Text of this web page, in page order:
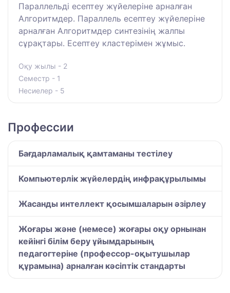
Параллельді есептеу жүйелеріне арналған
Алгоритмдер. Параллель есептеу жүйелеріне
арналған Алгоритмдер синтезінің жалпы
сұрақтары. Есептеу кластерімен жұмыс.
Оқу жылы - 2
Семестр - 1
Несиелер - 5
Профессии
Бағдарламалық қамтаманы тестілеу
Компьютерлік жүйелердің инфрақұрылымы
Жасанды интеллект қосымшаларын әзірлеу
Жоғары және (немесе) жоғары оқу орнынан
кейінгі білім беру ұйымдарының
педагогтеріне (профессор-оқытушылар
құрамына) арналған кәсіптік стандарты